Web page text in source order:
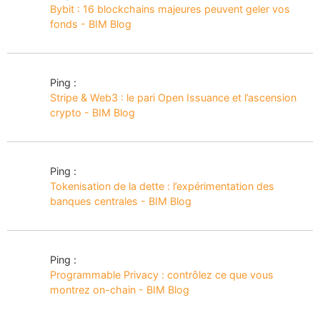
Bybit : 16 blockchains majeures peuvent geler vos
fonds - BIM Blog
Ping :
Stripe & Web3 : le pari Open Issuance et l’ascension
crypto - BIM Blog
Ping :
Tokenisation de la dette : l’expérimentation des
banques centrales - BIM Blog
Ping :
Programmable Privacy : contrôlez ce que vous
montrez on-chain - BIM Blog